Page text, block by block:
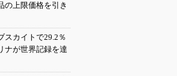
上限価格を引き
スカイトで29.2％
ナが世界記録を達